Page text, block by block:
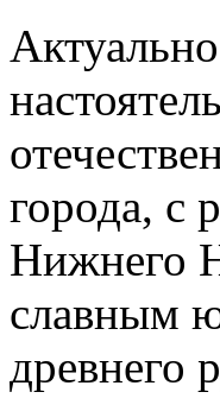
города, с
Нижнего
славным
древнего